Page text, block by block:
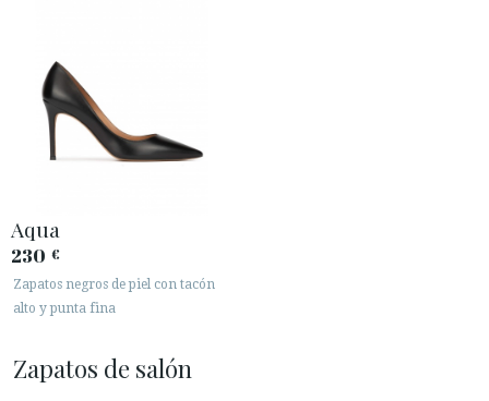
Aqua
230 €
Zapatos negros de piel con tacón
alto y punta fina
Zapatos de salón